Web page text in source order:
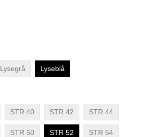
Lysegrå Lyseblå
STR 40 STR 42 STR 44
STR 50 STR 52 STR 54